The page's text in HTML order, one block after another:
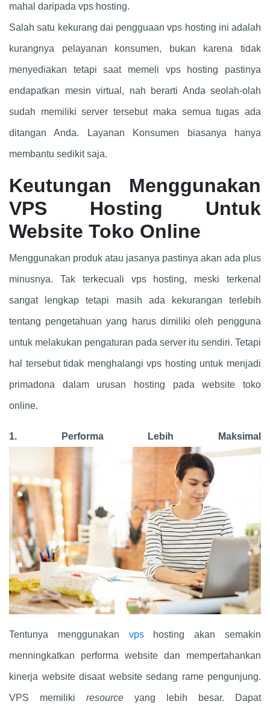
mahal daripada vps hosting.
Salah satu kekurang dai pengguaan vps hosting ini adalah
kurangnya pelayanan konsumen, bukan karena tidak
menyediakan tetapi saat memeli vps hosting pastinya
endapatkan mesin virtual, nah berarti Anda seolah-olah
sudah memiliki server tersebut maka semua tugas ada
ditangan Anda. Layanan Konsumen biasanya hanya
membantu sedikit saja.
Keutungan Menggunakan
VPS Hosting Untuk
Website Toko Online
Menggunakan produk atau jasanya pastinya akan ada plus
minusnya. Tak terkecuali vps hosting, meski terkenal
sangat lengkap tetapi masih ada kekurangan terlebih
tentang pengetahuan yang harus dimiliki oleh pengguna
untuk melakukan pengaturan pada server itu sendiri. Tetapi
hal tersebut tidak menghalangi vps hosting untuk menjadi
primadona dalam urusan hosting pada website toko
online.
1. Performa Lebih Maksimal
Tentunya menggunakan vpshosting akan semakin
menningkatkan performa website dan mempertahankan
kinerja website disaat website sedang rame pengunjung.
VPS memiliki resource yang lebih besar. Dapat